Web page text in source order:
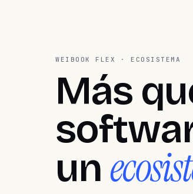
WEIBOOK FLEX · ECOSISTEMA
Más
un